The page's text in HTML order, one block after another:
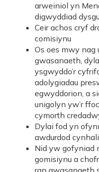
arweiniol yn
digwyddiad dysgu
Ceir achos cryf
comisiynu
Os oes mwy nag
gwasanaeth,
ysgwyddo’r
adolygiadau
egwyddorion, a
unigolyn yw’r
cymorth
Dylai fod yn
awdurdod
Nid yw gofyniad
gomisiynu a
ran gwasanaeth